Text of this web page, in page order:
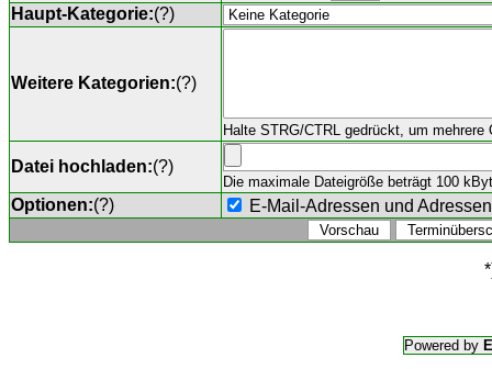
Haupt-Kategorie:(?)
Weitere Kategorien:(?)
Halte STRG/CTRL gedrückt, um mehrere
Datei hochladen:(?)
Die maximale Dateigröße beträgt 100
Optionen:(?) E-Mail-Adressen und
Powered by